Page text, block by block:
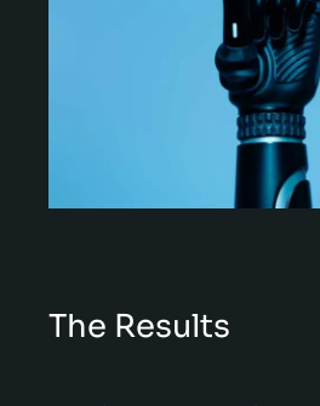
The Results